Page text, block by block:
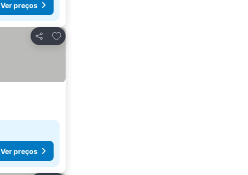
Ver preços
Partilhar
Adicionar aos favoritos
Ver preços